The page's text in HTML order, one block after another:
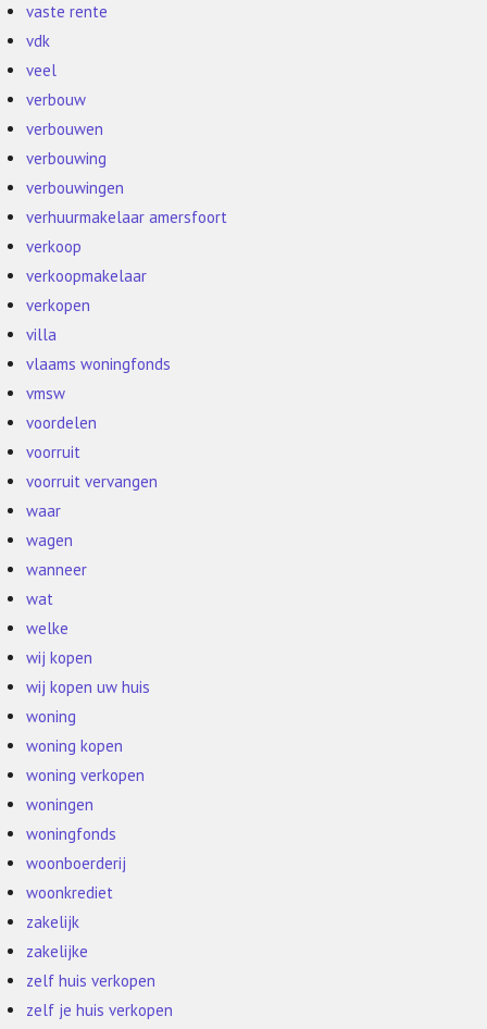
vaste rente
vdk
veel
verbouw
verbouwen
verbouwing
verbouwingen
verhuurmakelaar amersfoort
verkoop
verkoopmakelaar
verkopen
villa
vlaams woningfonds
vmsw
voordelen
voorruit
voorruit vervangen
waar
wagen
wanneer
wat
welke
wij kopen
wij kopen uw huis
woning
woning kopen
woning verkopen
woningen
woningfonds
woonboerderij
woonkrediet
zakelijk
zakelijke
zelf huis verkopen
zelf je huis verkopen